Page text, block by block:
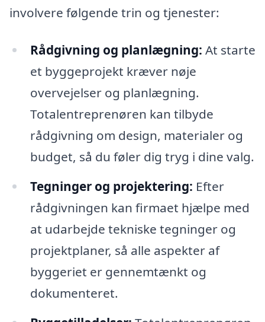
involvere følgende trin og tjenester:
Rådgivning og planlægning: At starte
et byggeprojekt kræver nøje
overvejelser og planlægning.
Totalentreprenøren kan tilbyde
rådgivning om design, materialer og
budget, så du føler dig tryg i dine valg.
Tegninger og projektering: Efter
rådgivningen kan firmaet hjælpe med
at udarbejde tekniske tegninger og
projektplaner, så alle aspekter af
byggeriet er gennemtænkt og
dokumenteret.